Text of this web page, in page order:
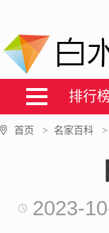
白
排行
首页 > 名家百科 >
2023-